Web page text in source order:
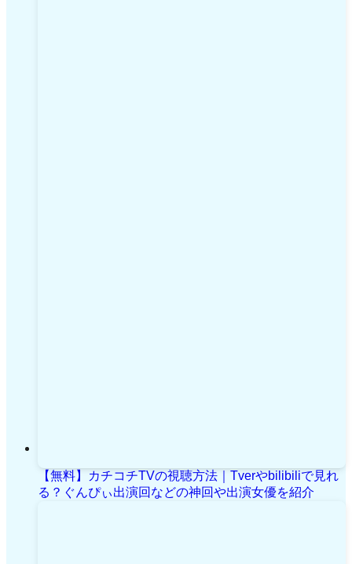
【無料】カチコチTVの視聴方法｜Tverやbilibiliで見れ
る？ぐんぴぃ出演回などの神回や出演女優を紹介